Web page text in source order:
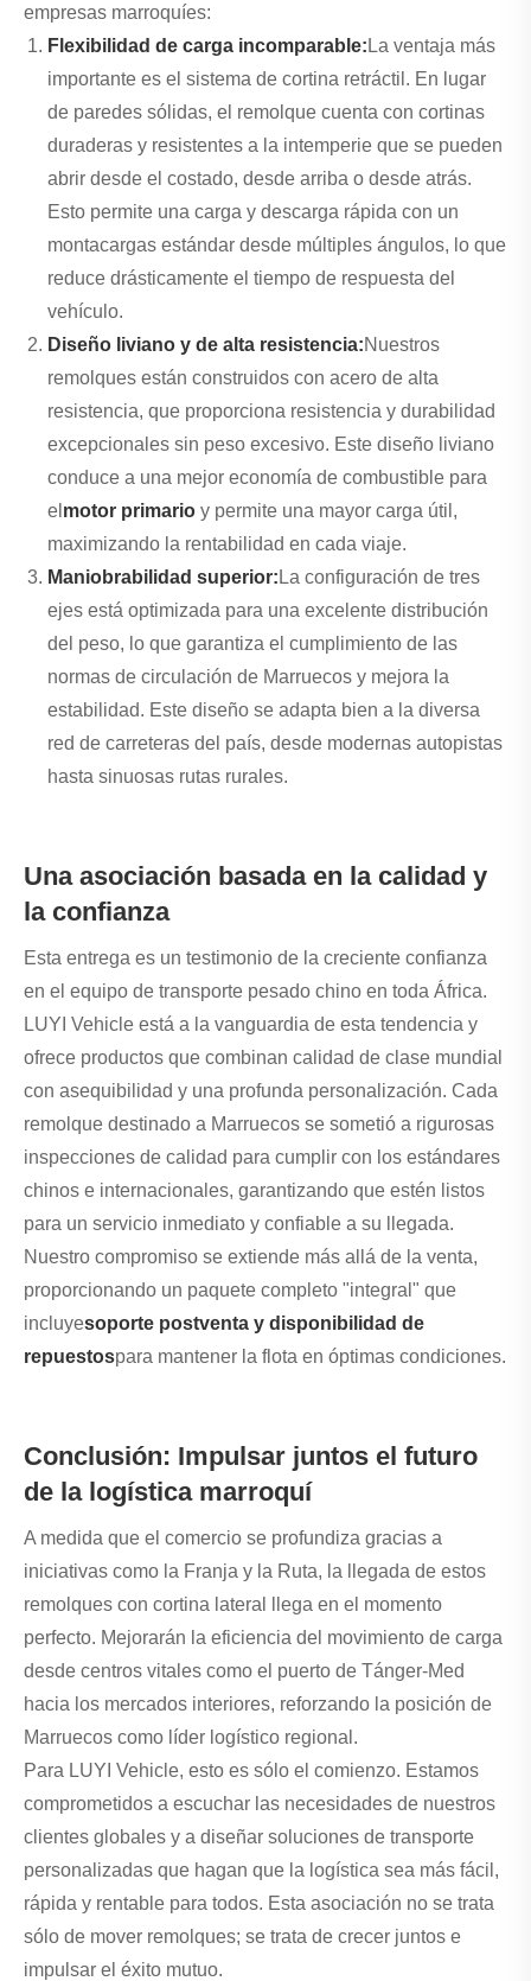
empresas marroquíes:
Flexibilidad de carga incomparable: La ventaja más
importante es el sistema de cortina retráctil. En lugar
de paredes sólidas, el remolque cuenta con cortinas
duraderas y resistentes a la intemperie que se pueden
abrir desde el costado, desde arriba o desde atrás.
Esto permite una carga y descarga rápida con un
montacargas estándar desde múltiples ángulos, lo que
reduce drásticamente el tiempo de respuesta del
vehículo.
Diseño liviano y de alta resistencia:Nuestros
remolques están construidos con acero de alta
resistencia, que proporciona resistencia y durabilidad
excepcionales sin peso excesivo. Este diseño liviano
conduce a una mejor economía de combustible para
el motor primario y permite una mayor carga útil,
maximizando la rentabilidad en cada viaje.
Maniobrabilidad superior: La configuración de tres
ejes está optimizada para una excelente distribución
del peso, lo que garantiza el cumplimiento de las
normas de circulación de Marruecos y mejora la
estabilidad. Este diseño se adapta bien a la diversa
red de carreteras del país, desde modernas autopistas
hasta sinuosas rutas rurales.
Una asociación basada en la calidad y
la confianza
Esta entrega es un testimonio de la creciente confianza
en el equipo de transporte pesado chino en toda África.
LUYI Vehicle está a la vanguardia de esta tendencia y
ofrece productos que combinan calidad de clase mundial
con asequibilidad y una profunda personalización. Cada
remolque destinado a Marruecos se sometió a rigurosas
inspecciones de calidad para cumplir con los estándares
chinos e internacionales, garantizando que estén listos
para un servicio inmediato y confiable a su llegada.
Nuestro compromiso se extiende más allá de la venta,
proporcionando un paquete completo "integral" que
incluyesoporte postventa y disponibilidad de
repuestospara mantener la flota en óptimas condiciones.
Conclusión: Impulsar juntos el futuro
de la logística marroquí
A medida que el comercio se profundiza gracias a
iniciativas como la Franja y la Ruta, la llegada de estos
remolques con cortina lateral llega en el momento
perfecto. Mejorarán la eficiencia del movimiento de carga
desde centros vitales como el puerto de Tánger-Med
hacia los mercados interiores, reforzando la posición de
Marruecos como líder logístico regional.
Para LUYI Vehicle, esto es sólo el comienzo. Estamos
comprometidos a escuchar las necesidades de nuestros
clientes globales y a diseñar soluciones de transporte
personalizadas que hagan que la logística sea más fácil,
rápida y rentable para todos. Esta asociación no se trata
sólo de mover remolques; se trata de crecer juntos e
impulsar el éxito mutuo.